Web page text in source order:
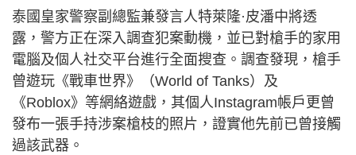
泰國皇家警察副總監兼發言人特萊隆·皮潘中將透
露，警方正在深入調查犯案動機，並已對槍手的家用
電腦及個人社交平台進行全面搜查。調查發現，槍手
曾遊玩《戰車世界》（World of Tanks）及
《Roblox》等網絡遊戲，其個人Instagram帳戶更曾
發布一張手持涉案槍枝的照片，證實他先前已曾接觸
過該武器。